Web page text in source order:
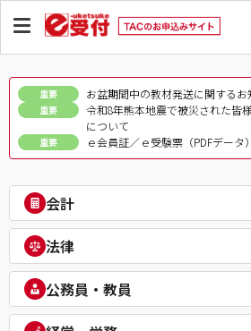
重要 お盆期間中の教材発送に関するお
重要
令和8年熊本地震で被災された皆
について
重要 ｅ会員証／ｅ受験票（PDFデータ
会計
公認会計士
税理士
簿記検定（日商・全経上級）
ビジネス会計検定®
建設業経理士検定
法律
司法書士
行政書士
弁理士
公務員・教員
公務員（地方上級・市役所・国家一般職）